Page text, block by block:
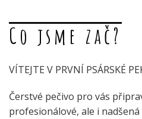
Co jsme zač?
VÍTEJTE V PRVNÍ PSÁRSKÉ
Čerstvé pečivo pro vás
profesionálové, ale i nadšená